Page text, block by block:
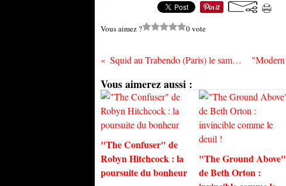
Vous aimez ? 0 vote
Squid au Trabendo (Paris) le samedi 9 octobre
Vous aimerez aussi :
"The Confuser" de
Robyn Hitchcock : la
poursuite du bonheur
"The Ground Above"
de Beth Orton :